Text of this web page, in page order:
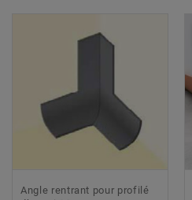
Angle rentrant pour profilé